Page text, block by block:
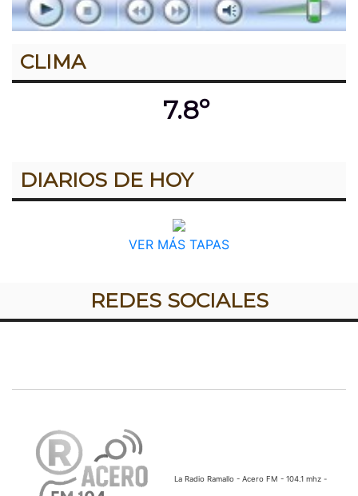
CLIMA
7.8º
DIARIOS DE HOY
VER MÁS TAPAS
REDES SOCIALES
La Radio Ramallo - Acero FM - 104.1 mhz -